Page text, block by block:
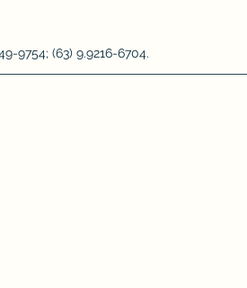
9754; (63) 9.9216-6704.